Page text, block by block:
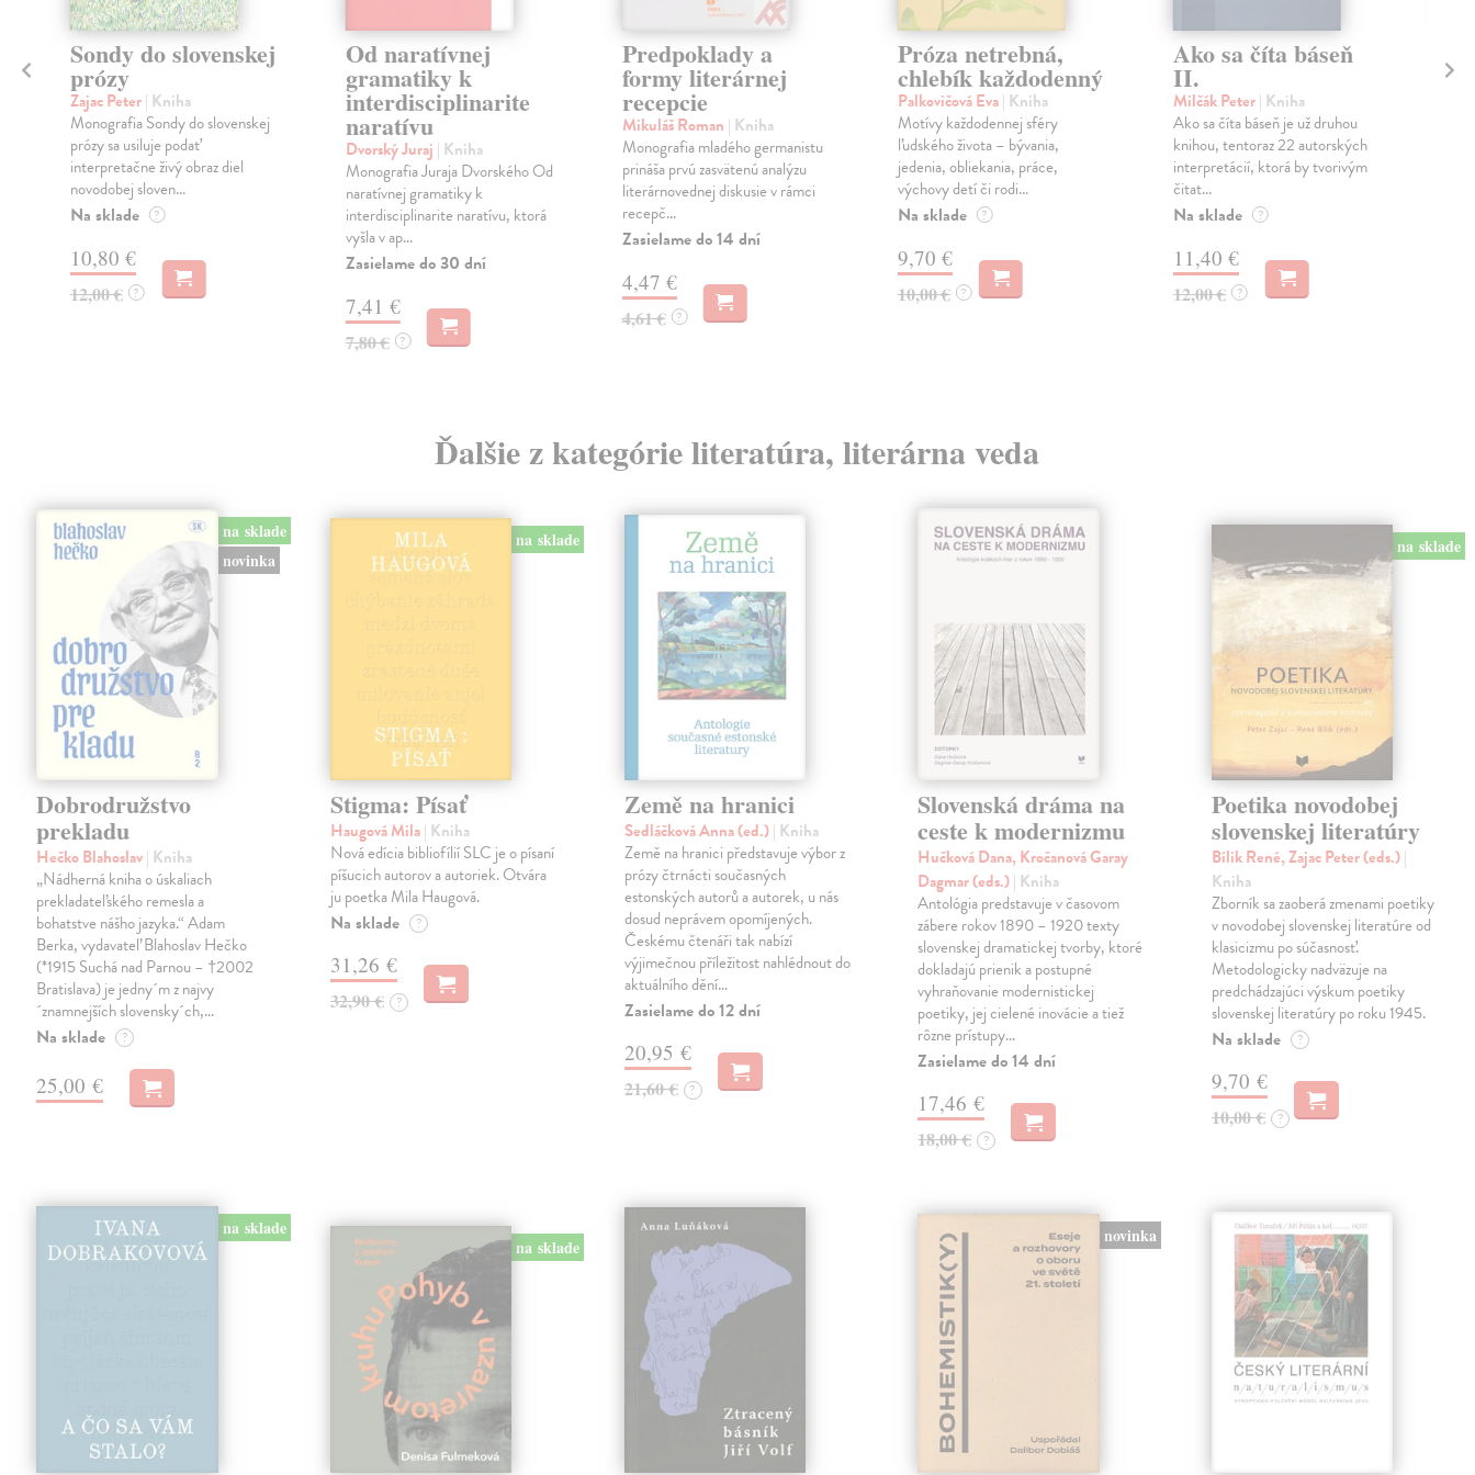
Sondy do slovenskej
prózy
Zajac Peter| Kniha
Monografia Sondy do slovenskej
prózy sa usiluje podať
interpretačne živý obraz diel
novodobej sloven...
Na sklade ?
10,80 €
12,00 € ?
Od naratívnej
gramatiky k
interdisciplinarite
naratívu
Dvorský Juraj | Kniha
Monografia Juraja Dvorského Od
naratívnej gramatiky k
interdisciplinarite naratívu, ktorá
vyšla v ap...
Zasielame do 30 dní
7,41 €
7,80 € ?
Predpoklady a
formy literárnej
recepcie
Mikuláš Roman | Kniha
Monografia mladého germanistu
prináša prvú zasvätenú analýzu
literárnovednej diskusie v rámci
recepč...
Zasielame do 14 dní
4,47 €
4,61 € ?
Próza netrebná,
chlebík každodenný
Palkovičová Eva| Kniha
Motívy každodennej sféry
ľudského života – bývania,
jedenia, obliekania, práce,
výchovy detí či rodi...
Na sklade ?
9,70 €
10,00 € ?
Ako sa číta báseň
II.
Milčák Peter| Kniha
Ako sa číta báseň je už druhou
knihou, tentoraz 22 autorských
interpretácií, ktorá by tvorivým
čitat...
Na sklade ?
11,40 €
12,00 € ?
Ďalšie z kategórie literatúra, literárna veda
na sklade
novinka
Dobrodružstvo
prekladu
Hečko Blahoslav| Kniha
„Nádherná kniha o úskaliach
prekladateľského remesla a
bohatstve nášho jazyka.“ Adam
Berka, vydavateľ Blahoslav Hečko
(*1915 Suchá nad Parnou – †2002
Bratislava) je jedny´m z najvy
´znamnejších slovensky´ch,…
Na sklade ?
25,00 €
na sklade
Stigma: Písať
Haugová Mila| Kniha
Nová edícia bibliofílií SLC je o písaní
píšucich autorov a autoriek. Otvára
ju poetka Mila Haugová.
Na sklade ?
31,26 €
32,90 € ?
Země na hranici
Sedláčková Anna (ed.)| Kniha
Země na hranici představuje výbor z
prózy čtrnácti současných
estonských autorů a autorek, u nás
dosud neprávem opomíjených.
Českému čtenáři tak nabízí
výjimečnou příležitost nahlédnout do
aktuálního dění…
Zasielame do 12 dní
20,95 €
21,60 € ?
Slovenská dráma na
ceste k modernizmu
Hučková Dana, Kročanová Garay
Dagmar (eds.)| Kniha
Antológia predstavuje v časovom
zábere rokov 1890 – 1920 texty
slovenskej dramatickej tvorby, ktoré
dokladajú prienik a postupné
vyhraňovanie modernistickej
poetiky, jej cielené inovácie a tiež
rôzne prístupy…
Zasielame do 14 dní
17,46 €
18,00 € ?
na sklade
Poetika novodobej
slovenskej literatúry
Bílik René, Zajac Peter (eds.)|
Kniha
Zborník sa zaoberá zmenami poetiky
v novodobej slovenskej literatúre od
klasicizmu po súčasnosť.
Metodologicky nadväzuje na
predchádzajúci výskum poetiky
slovenskej literatúry po roku 1945.
Na sklade ?
9,70 €
10,00 € ?
na sklade
na sklade
novinka